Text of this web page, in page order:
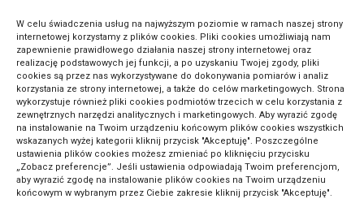
W celu świadczenia usług na najwyższym poziomie w ramach naszej strony
internetowej korzystamy z plików cookies. Pliki cookies umożliwiają nam
zapewnienie prawidłowego działania naszej strony internetowej oraz
realizację podstawowych jej funkcji, a po uzyskaniu Twojej zgody, pliki
cookies są przez nas wykorzystywane do dokonywania pomiarów i analiz
korzystania ze strony internetowej, a także do celów marketingowych. Strona
wykorzystuje również pliki cookies podmiotów trzecich w celu korzystania z
zewnętrznych narzędzi analitycznych i marketingowych. Aby wyrazić zgodę
na instalowanie na Twoim urządzeniu końcowym plików cookies wszystkich
wskazanych wyżej kategorii kliknij przycisk "Akceptuję". Poszczególne
ustawienia plików cookies możesz zmieniać po kliknięciu przycisku
„Zobacz preferencje”. Jeśli ustawienia odpowiadają Twoim preferencjom,
aby wyrazić zgodę na instalowanie plików cookies na Twoim urządzeniu
końcowym w wybranym przez Ciebie zakresie kliknij przycisk "Akceptuję".
Projekty ogrodowe (5)
Projekty stolarskie (5)
Przepisy dotyczące nieruchomości (1)